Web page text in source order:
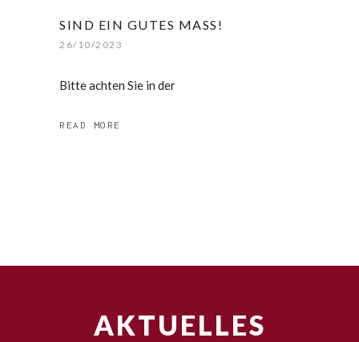
SIND EIN GUTES MASS!
26/10/2023
Bitte achten Sie in der
READ MORE
AKTUELLES